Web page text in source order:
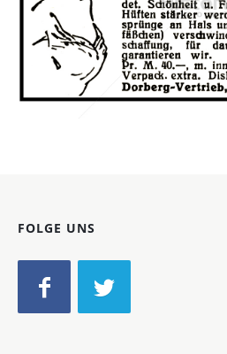
Dorberg-Vertrieb, Dresden
1921
FOLGE UNS